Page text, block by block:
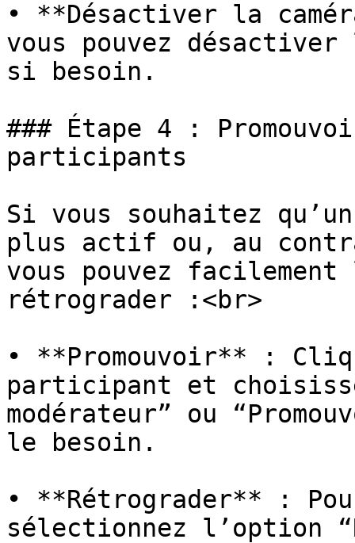
• **Désactiver la
vous pouvez
si besoin.
### Étape 4 :
participants
Si vous souhaitez
plus actif ou, au
vous pouvez
rétrograder :<br>
• **Promouvoir** :
participant et
modérateur” ou
le besoin.
• **Rétrograder** :
sélectionnez l’option